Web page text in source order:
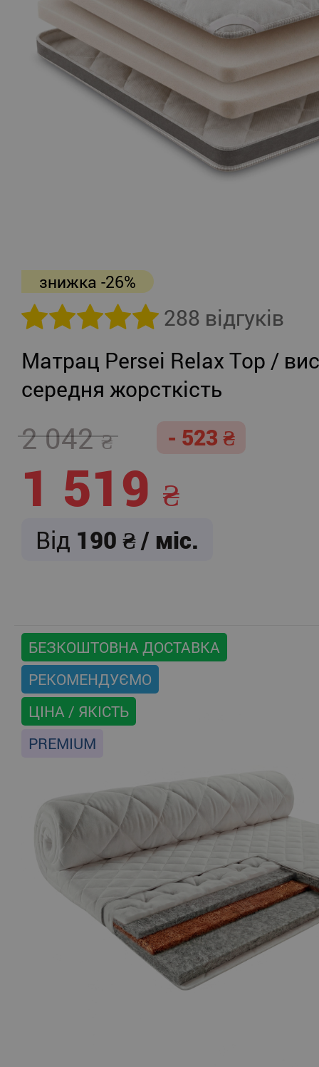
знижка -26%
288 відгуків
Матрац Persei Relax Top /
середня жорсткість
2 042 - 523
1 519
Від 190 / міс.
БЕЗКОШТОВНА ДОСТАВКА
РЕКОМЕНДУЄМО
ЦІНА / ЯКІСТЬ
PREMIUM